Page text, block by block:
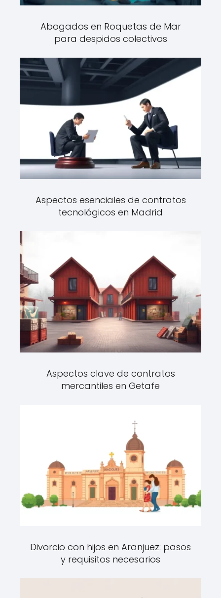
Abogados en Roquetas de Mar
para despidos colectivos
Aspectos esenciales de contratos
tecnológicos en Madrid
Aspectos clave de contratos
mercantiles en Getafe
Divorcio con hijos en Aranjuez: pasos
y requisitos necesarios